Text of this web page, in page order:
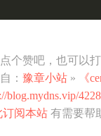
个赞吧，也可以
： 豫章小站 »
《
blog.mydns.vip/
订阅本站 有需要帮